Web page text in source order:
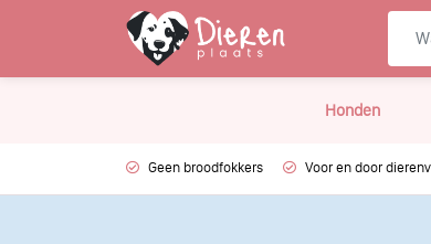
Honden
Geen broodfokkers Voor en door